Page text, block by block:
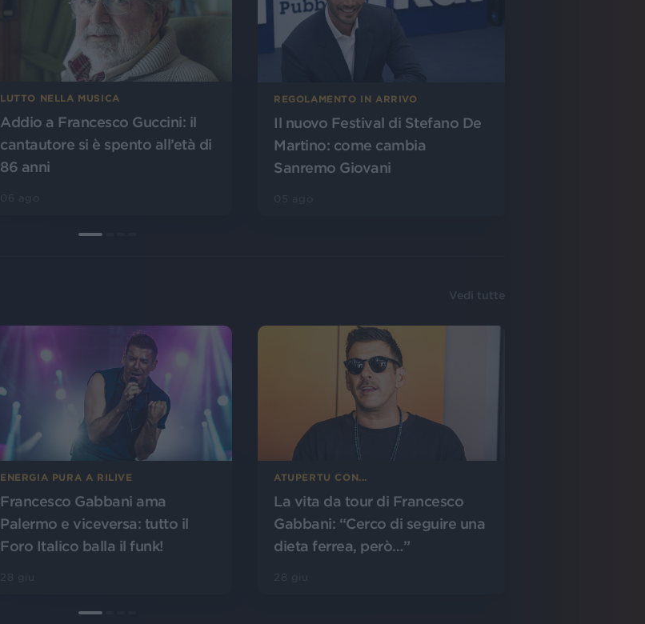
LUTTO NELLA MUSICA
Addio a Francesco Guccini: il
cantautore si è spento all’età di
86 anni
REGOLAMENTO IN ARRIVO
Il nuovo Festival di Stefano De
Martino: come cambia
Sanremo Giovani
Vedi tutte
ENERGIA PURA A RILIVE
Francesco Gabbani ama
Palermo e viceversa: tutto il
Foro Italico balla il funk!
ATUPERTU CON...
La vita da tour di Francesco
Gabbani: “Cerco di seguire una
dieta ferrea, però…”